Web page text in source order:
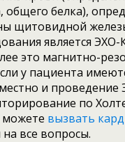
общего белка),
щитовидной
является ЭХО-
это магнитно-
у пациента
и проведение
по
можете вызвать
все вопросы.